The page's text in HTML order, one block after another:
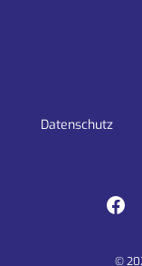
Datenschutz
©